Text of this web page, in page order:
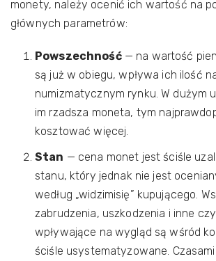
monety, należy ocenić ich wartość na
głównych parametrów:
Powszechność— na wartość
są już w obiegu, wpływa ich ilość
numizmatycznym rynku. W dużym
im rzadsza moneta, tym
kosztować więcej.
Stan — cena monet jest ściśle
stanu, który jednak nie jest
według „widzimisię” kupującego.
zabrudzenia, uszkodzenia i inne
wpływające na wygląd są wśród
ściśle usystematyzowane.